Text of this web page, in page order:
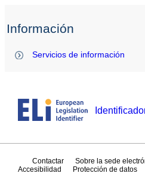
Información
Servicios de información
Contactar Sobre la sede
Accesibilidad
Protección de datos